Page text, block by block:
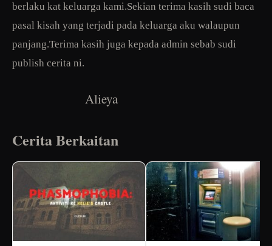
berlaku kat keluarga kami.Sekian terima kasih sudi baca
pasal kisah yang terjadi pada keluarga aku walaupun
panjang.Terima kasih juga kepada admin sebab sudi
publish cerita ni.
Alieya
Cerita Berkaitan